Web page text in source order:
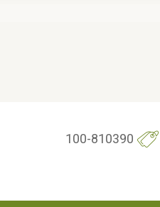
100-810390